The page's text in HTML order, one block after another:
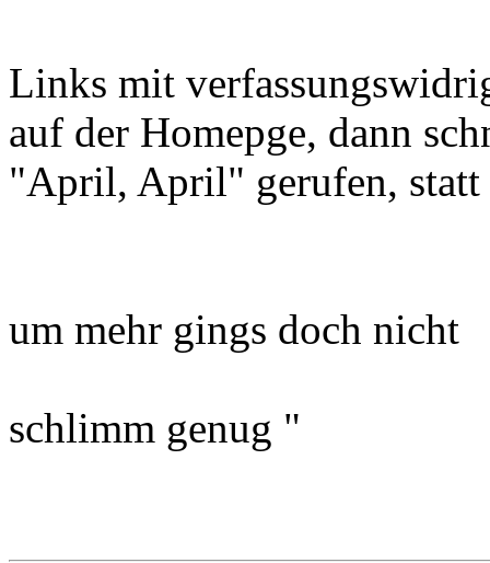
Links mit
auf der Homepge, dann
"April, April" gerufen, statt
um mehr gings doch nicht
schlimm genug "